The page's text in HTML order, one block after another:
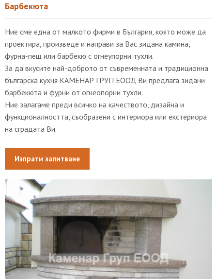
Барбекюта
Ние сме една от малкото фирми в България, която може да
проектира, произведе и направи за Вас зидана камина,
фурна-пещ или барбекю с огнеупорни тухли.
За да вкусите най-доброто от съвременната и традиционна
българска кухня КАМЕНАР ГРУП ЕООД Ви предлага зидани
барбекюта и фурни от огнеопорни тухли.
Ние залагаме преди всичко на качеството, дизайна и
функционалността, съобразени с интериора или екстериора
на сградата Ви.
Изпрати запитване